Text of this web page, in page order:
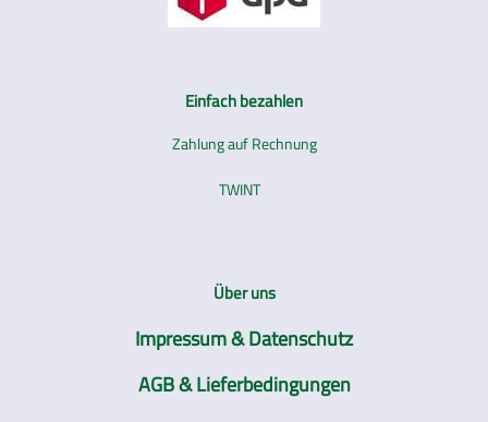
Einfach bezahlen
Zahlung auf Rechnung
TWINT
Über uns
Impressum & Datenschutz
AGB & Lieferbedingungen